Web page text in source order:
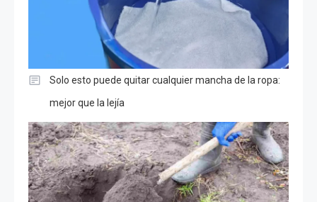
Solo esto puede quitar cualquier mancha de la ropa:
mejor que la lejía